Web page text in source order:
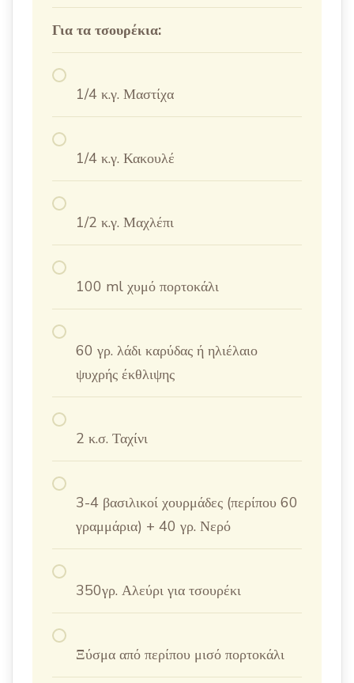
Για τα τσουρέκια:
1/4 κ.γ. Μαστίχα
1/4 κ.γ. Κακουλέ
1/2 κ.γ. Μαχλέπι
100 ml χυμό πορτοκάλι
60 γρ. λάδι καρύδας ή ηλιέλαιο
ψυχρής έκθλιψης
2 κ.σ. Ταχίνι
3-4 βασιλικοί χουρμάδες (περίπου 60
γραμμάρια) + 40 γρ. Νερό
350γρ. Αλεύρι για τσουρέκι
Ξύσμα από περίπου μισό πορτοκάλι